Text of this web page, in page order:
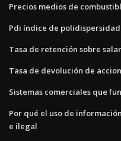
Precios medios de
Pdi índice de
Tasa de retención sobre
Tasa de devolución de
Sistemas comerciales que
Por qué el uso de
e ilegal